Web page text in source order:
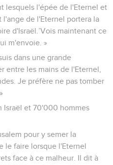
lesquels l'épée de l'Eternel et
l'ange de l'Eternel portera la
d'Israël.’Vois maintenant ce
m'envoie. »
dans une grande
entre les mains de l'Eternel,
Je préfère ne pas tomber
Israël et 70'000 hommes
pour y semer la
le faire lorsque l'Eternel
face à ce malheur. Il dit à